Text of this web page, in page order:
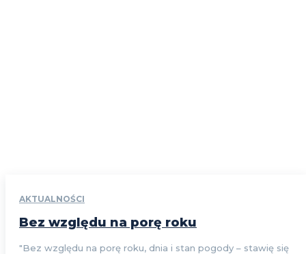
AKTUALNOŚCI
Bez względu na porę roku
"Bez względu na porę roku, dnia i stan pogody – stawię się